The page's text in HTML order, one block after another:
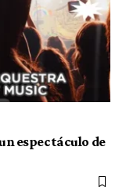
espectáculo de